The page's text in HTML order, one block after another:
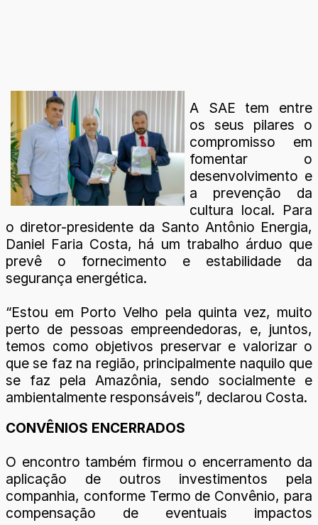
A SAE tem entre
os seus pilares o
compromisso em
fomentar o
desenvolvimento e
a prevenção da
cultura local. Para
o diretor-presidente da Santo Antônio Energia,
Daniel Faria Costa, há um trabalho árduo que
prevê o fornecimento e estabilidade da
segurança energética.
“Estou em Porto Velho pela quinta vez, muito
perto de pessoas empreendedoras, e, juntos,
temos como objetivos preservar e valorizar o
que se faz na região, principalmente naquilo que
se faz pela Amazônia, sendo socialmente e
ambientalmente responsáveis”, declarou Costa.
CONVÊNIOS ENCERRADOS
O encontro também firmou o encerramento da
aplicação de outros investimentos pela
companhia, conforme Termo de Convênio, para
compensação de eventuais impactos